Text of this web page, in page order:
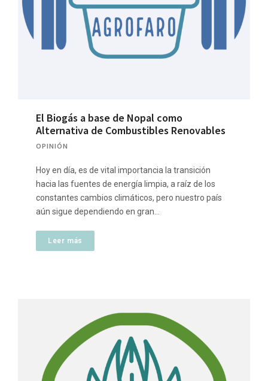
El Biogás a base de Nopal como
Alternativa de Combustibles Renovables
OPINIÓN
Hoy en día, es de vital importancia la transición
hacia las fuentes de energía limpia, a raíz de los
constantes cambios climáticos, pero nuestro país
aún sigue dependiendo en gran…
Leer más